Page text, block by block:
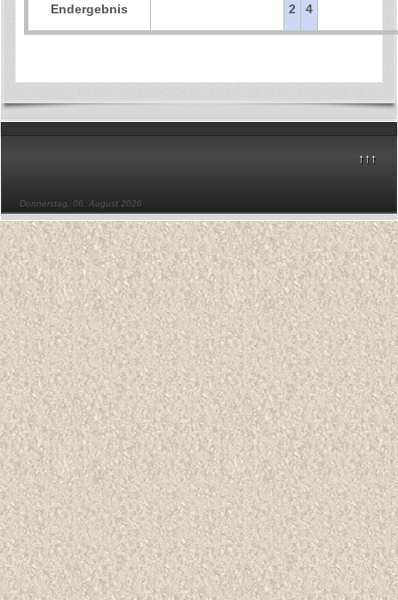
Endergebnis 2 4
↑↑↑
Donnerstag, 06. August 2026